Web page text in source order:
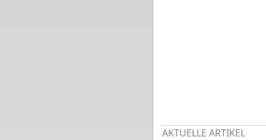
AKTUELLE ARTIKEL